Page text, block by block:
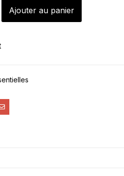
Ajouter au panier